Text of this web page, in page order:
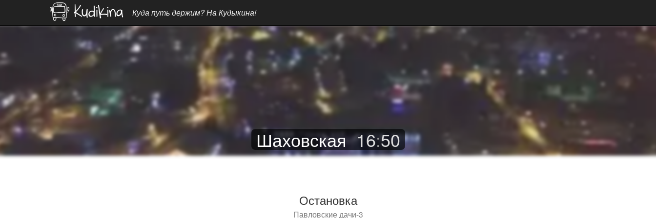
Куда путь держим? На Кудыкина!
Шаховская 16:50
Остановка
Павловские дачи-3